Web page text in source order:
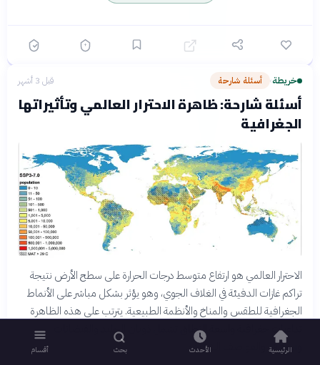
خريطة› أسئلة شارحة قبل 3 أشهر
أسئلة شارحة: ظاهرة الاحترار العالمي وتأثيراتها
الجغرافية
الاحترار العالمي هو ارتفاع متوسط درجات الحرارة على سطح الأرض نتيجة
تراكم غازات الدفيئة في الغلاف الجوي، وهو يؤثر بشكل مباشر على الأنماط
الجغرافية للطقس والمناخ والأنظمة الطبيعية. يترتب على هذه الظاهرة
تداعيات جغرافية واسعة النطاق تشمل ذوبان الجليد والفيضانات
والجفاف والعواصف الشديدة.
الرئيسية الأحدث بحث أقسام